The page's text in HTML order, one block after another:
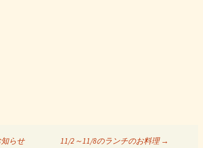
らせ 11/2～11/8のランチのお料理 →